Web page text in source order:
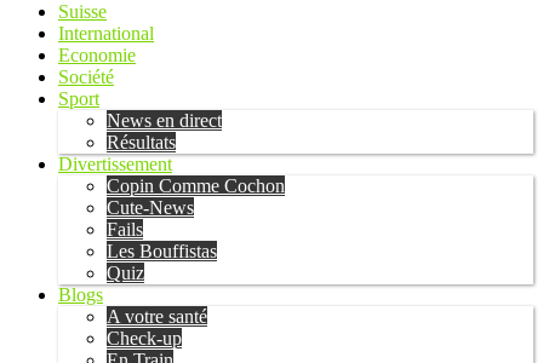
Suisse
International
Economie
Société
Sport
News en direct
Résultats
Divertissement
Copin Comme Cochon
Cute-News
Fails
Les Bouffistas
Quiz
Blogs
A votre santé
Check-up